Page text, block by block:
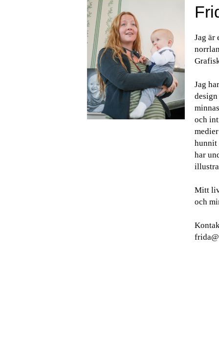
Jag är
Jag
design
och
hunnit
har
Mitt
och